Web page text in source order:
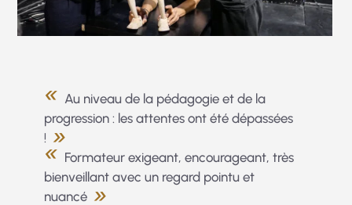
Au niveau de la pédagogie et de la
progression : les attentes ont été dépassées
!
Formateur exigeant, encourageant, très
bienveillant avec un regard pointu et
nuancé